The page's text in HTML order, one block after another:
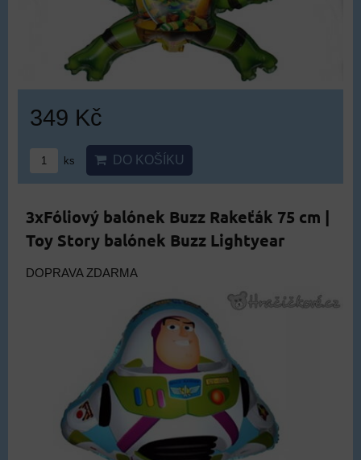
349 Kč
ks DO KOŠÍKU
3xFóliový balónek Buzz Rakeťák 75 cm |
Toy Story balónek Buzz Lightyear
DOPRAVA ZDARMA